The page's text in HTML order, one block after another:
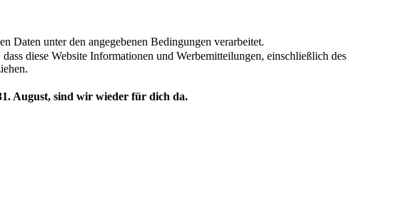
Daten unter den angegebenen Bedingungen verarbeitet.
diese Website Informationen und Werbemitteilungen, einschließlich des
August, sind wir wieder für dich da.